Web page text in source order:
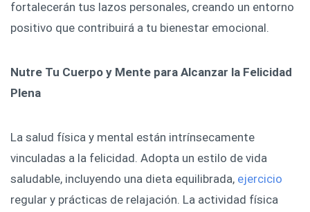
fortalecerán tus lazos personales, creando un entorno
positivo que contribuirá a tu bienestar emocional.
Nutre Tu Cuerpo y Mente para Alcanzar la Felicidad
Plena
La salud física y mental están intrínsecamente
vinculadas a la felicidad. Adopta un estilo de vida
saludable, incluyendo una dieta equilibrada, ejercicio
regular y prácticas de relajación. La actividad física